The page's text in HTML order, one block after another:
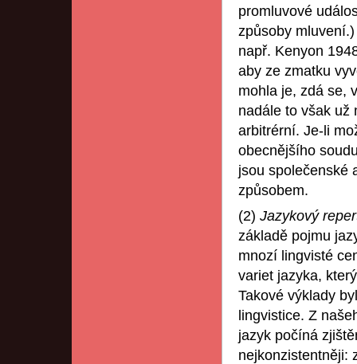
promluvové
způsoby
např. Kenyon
aby ze zmatku
mohla je, zdá se,
nadále to však už
arbitrérní. Je-li
obecnějšího
jsou společenské
způsobem.
(2) Jazykový
základě pojmu
mnozí lingvisté
variet jazyka,
Takové výklady
lingvistice. Z
jazyk počíná
nejkonzistentněji: